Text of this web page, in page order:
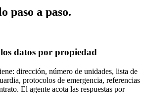
paso a paso.
datos por propiedad
dirección, número de unidades, lista de
protocolos de emergencia, referencias
El agente acota las respuestas por